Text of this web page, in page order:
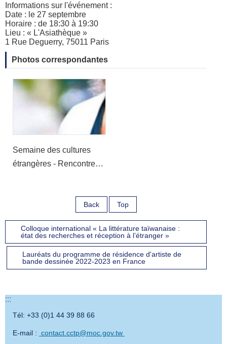
Informations sur l'événement :
Date : le 27 septembre
Horaire : de 18:30 à 19:30
Lieu : « L'Asiathèque »
1 Rue Deguerry, 75011 Paris
Photos correspondantes
Semaine des cultures
étrangères - Rencontre
Back Top
Colloque international « La littérature taïwanaise :
état des recherches et réception à l’étranger »
Lauréats du programme de résidence d'artiste de
bande dessinée 2022-2023 en France
:::
Tél: +33 (0)1 44 39 88 66
E-mail : contact.cctp@moc.gov.tw